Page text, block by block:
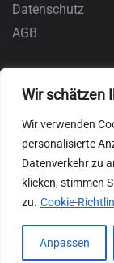
Wir schätzen
Wir verwenden
personalisierte
Datenverkehr zu
klicken, stimmen
zu. Cookie-
Anpassen
Datenschutz
AGB